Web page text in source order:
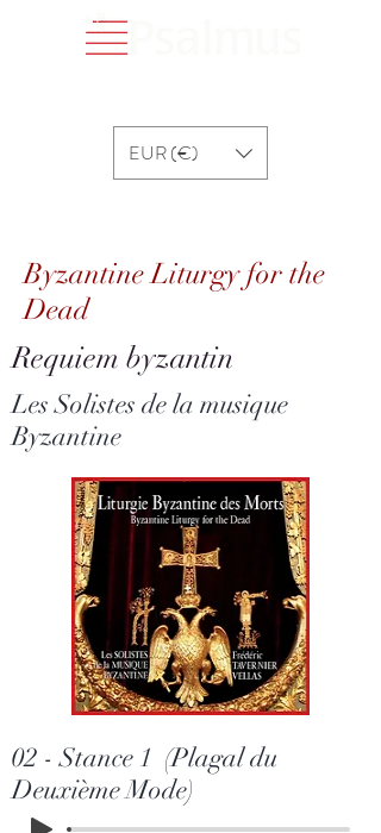
EUR (€)
Byzantine Liturgy for the
Dead
Requiem byzantin
Les Solistes de la musique
Byzantine
02 - Stance 1 (Plagal du
Deuxième Mode)